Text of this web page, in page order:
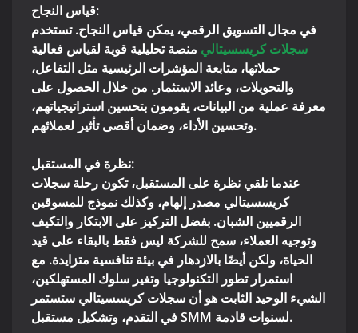
قياس النجاح:
في مجال التسويق الرقمي، يمكن قياس النجاح. تستخدم
سجلات كريسسيتالي منصة تحليلية قوية لقياس فعالية
حملاتها، متابعة المؤشرات الرئيسية مثل التفاعل،
والتحويلات، وعائد الاستثمار. من خلال الحصول على
معرفة عملية من البيانات، يقومون بتحسين استراتيجياتهم،
وتحسين الأداء، وضمان أقصى تأثير لعملائهم.
نظرة في المستقبل:
عندما نلقي نظرة على المستقبل، تكون رحلة سجلات
كريسسيتالي مصدر إلهام، وكذلك نموذج للمسوقين
الرقميين الشبان. بفضل التركيز على الابتكار والتكيف
وتوجيه العملاء، سمح للشركة ليس فقط بالبقاء على قيد
الحياة، ولكن أيضًا بالازدهار في بيئة تنافسية متزايدة. مع
استمرار تطور التكنولوجيا وتغير سلوك المستهلكين،
الشيء الوحيد الثابت هو أن سجلات كريسسيتالي ستستمر
في التقدم، وتشكيل مستقبل SMM لسنوات قادمة.